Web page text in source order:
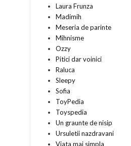
Laura Frunza
Madimih
Meseria de parinte
Mihnisme
Ozzy
Pitici dar voinici
Raluca
Sleepy
Sofia
ToyPedia
Toyspedia
Un graunte de nisip
Ursuletii nazdravani
Viata mai simpla